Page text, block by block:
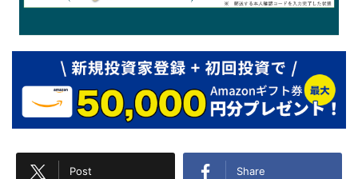
Post Share